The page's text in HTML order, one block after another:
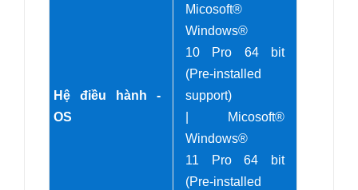
Hệ điều hành -
OS
Micosoft®
Windows®
10 Pro 64 bit
(Pre-installed
support)
| Micosoft®
Windows®
11 Pro 64 bit
(Pre-installed